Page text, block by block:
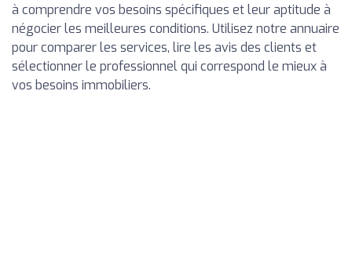
à comprendre vos besoins spécifiques et leur aptitude à
négocier les meilleures conditions. Utilisez notre annuaire
pour comparer les services, lire les avis des clients et
sélectionner le professionnel qui correspond le mieux à
vos besoins immobiliers.